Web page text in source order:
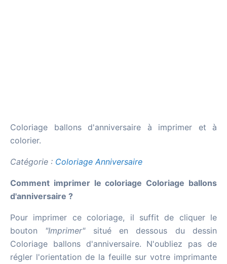
Coloriage ballons d'anniversaire à imprimer et à
colorier.
Catégorie : Coloriage Anniversaire
Comment imprimer le coloriage Coloriage ballons
d'anniversaire ?
Pour imprimer ce coloriage, il suffit de cliquer le
bouton "Imprimer"situé en dessous du dessin
Coloriage ballons d'anniversaire. N'oubliez pas de
régler l'orientation de la feuille sur votre imprimante